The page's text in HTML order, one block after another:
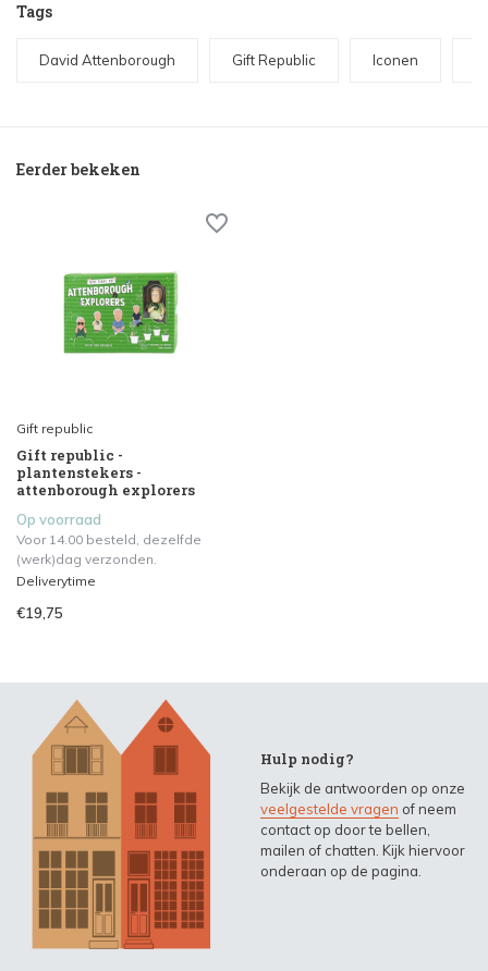
Tags
David Attenborough Gift Republic Iconen
Eerder bekeken
Gift republic
Gift republic -
plantenstekers -
attenborough explorers
Op voorraad
Voor 14.00 besteld, dezelfde
(werk)dag verzonden.
Deliverytime
€19,75
Hulp nodig?
Bekijk de antwoorden op onze
veelgestelde vragen of neem
contact op door te bellen,
mailen of chatten. Kijk hiervoor
onderaan op de pagina.